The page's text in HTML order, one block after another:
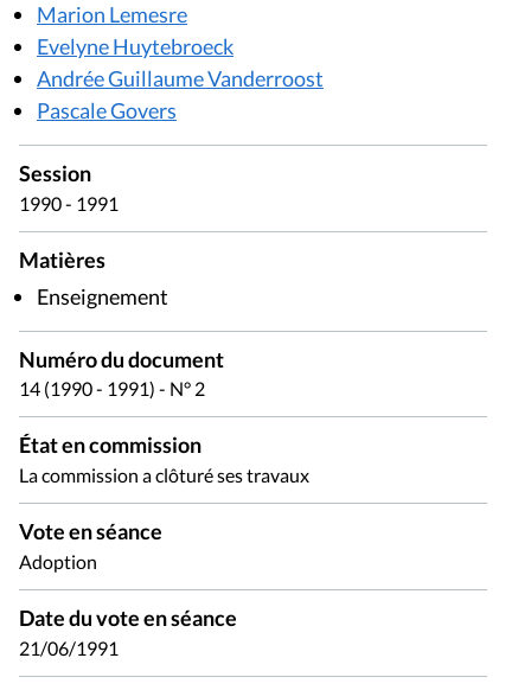
Marion Lemesre
Evelyne Huytebroeck
Andrée Guillaume Vanderroost
Pascale Govers
Session
1990 - 1991
Matières
Enseignement
Numéro du document
14 (1990 - 1991) - N° 2
État en commission
La commission a clôturé ses travaux
Vote en séance
Adoption
Date du vote en séance
21/06/1991